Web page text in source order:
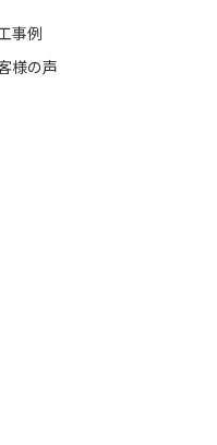
事例
様の声